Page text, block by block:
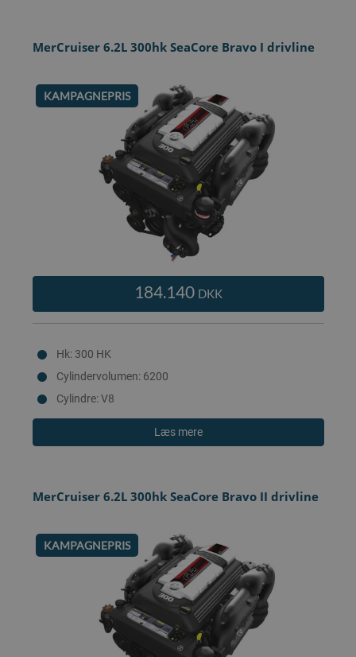
MerCruiser 6.2L 300hk SeaCore Bravo I drivline
KAMPAGNEPRIS
184.140 DKK
Hk: 300 HK
Cylindervolumen: 6200
Cylindre: V8
Læs mere
MerCruiser 6.2L 300hk SeaCore Bravo II drivline
KAMPAGNEPRIS